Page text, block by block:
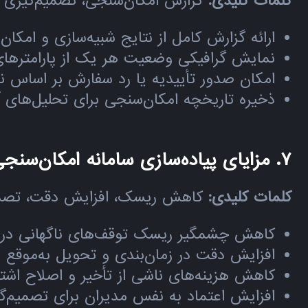
ارائه گزارش کامل از نتایج شبیه‌سازی و
نمایش گرافیکی وضعیت هر یک از
امکان صدور تأییدیه یا رد سفارش بر اساس
ذخیره تاریخچه امکان‌سنجی برای تحلیل‌های
۷. مزایای پیاده‌سازی سامانه امکان‌سنجی تولید
کلمات کلیدی: کاهش ریسک، افزایش دقت،
کاهش چشمگیر ریسک توقف‌های ناگهانی
افزایش دقت در زمان‌بندی و تحویل
کاهش هزینه‌های ناشی از تأخیر و اصلاح
افزایش اعتماد به نفس مدیران برای